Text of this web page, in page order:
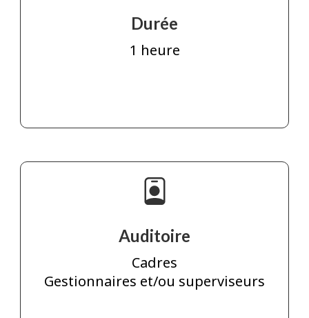
Durée
1 heure
Auditoire
Cadres
Gestionnaires et/ou superviseurs